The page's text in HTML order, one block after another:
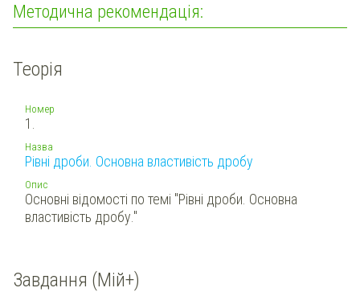
Методична рекомендація:
Теорія
Номер
1.
Назва
Рівні дроби. Основна властивість дробу
Опис
Основні відомості по темі "Рівні дроби. Основна
властивість дробу."
Завдання (Мій+)